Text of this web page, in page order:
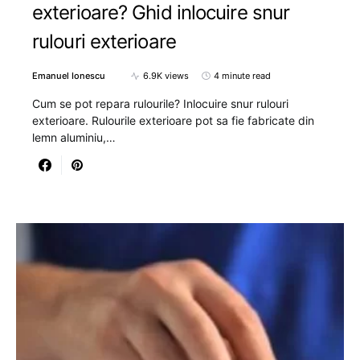
exterioare? Ghid inlocuire snur
rulouri exterioare
Emanuel Ionescu 6.9K views 4 minute read
Cum se pot repara rulourile? Inlocuire snur rulouri
exterioare. Rulourile exterioare pot sa fie fabricate din
lemn aluminiu,…